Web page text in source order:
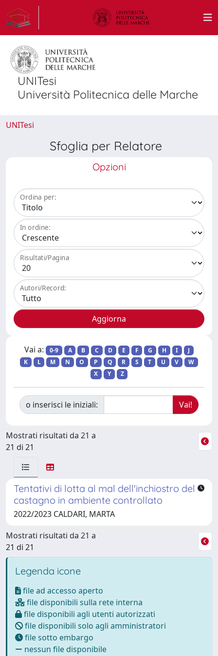
UNITesi
Università Politecnica delle Marche
UNITesi
Sfoglia per Relatore
Opzioni
Ordina per:
In ordine:
Risultati/Pagina
Autori/Record:
Vai a: 0-9 A B C D E F G H I
J
K
L M N O P Q R S T U V
W
X
Y Z
o inserisci le iniziali:
Mostrati risultati da 21 a
21 di 21
Tentativi di lotta al mal dell'inchiostro del
castagno in ambiente controllato
2022/2023 CALDARI, MARTA
Mostrati risultati da 21 a
21 di 21
Legenda icone
file ad accesso aperto
file disponibili sulla rete interna
file disponibili agli utenti autorizzati
file disponibili solo agli amministratori
file sotto embargo
nessun file disponibile